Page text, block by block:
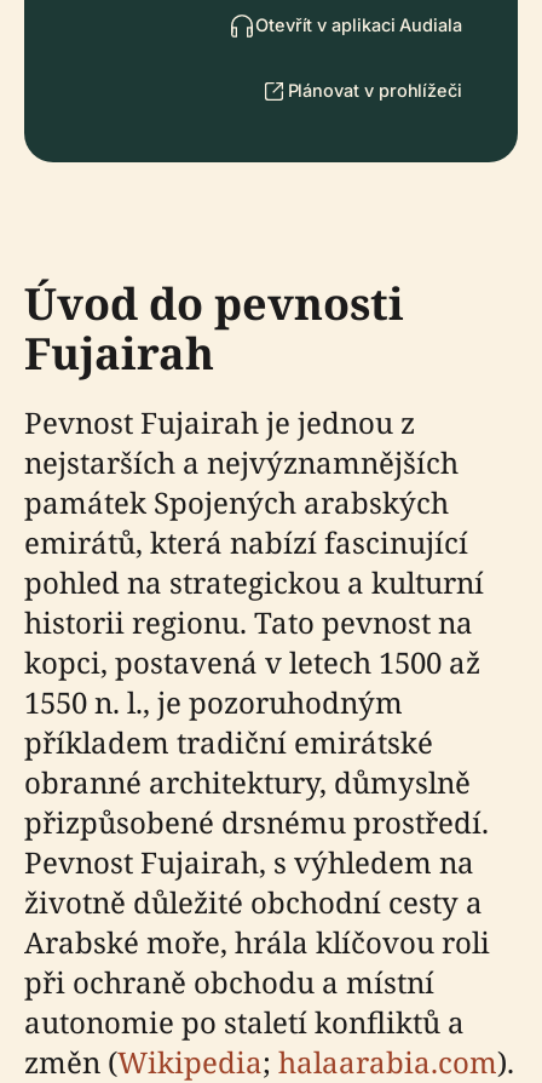
Otevřít v aplikaci Audiala
Plánovat v prohlížeči
Úvod do pevnosti
Fujairah
Pevnost Fujairah je jednou z
nejstarších a nejvýznamnějších
památek Spojených arabských
emirátů, která nabízí fascinující
pohled na strategickou a kulturní
historii regionu. Tato pevnost na
kopci, postavená v letech 1500 až
1550 n. l., je pozoruhodným
příkladem tradiční emirátské
obranné architektury, důmyslně
přizpůsobené drsnému prostředí.
Pevnost Fujairah, s výhledem na
životně důležité obchodní cesty a
Arabské moře, hrála klíčovou roli
při ochraně obchodu a místní
autonomie po staletí konfliktů a
změn (Wikipedia; halaarabia.com).